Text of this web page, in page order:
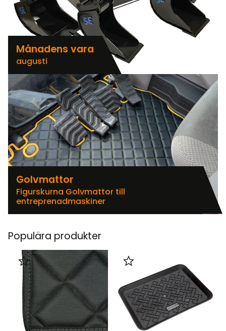
Månadens vara
augusti
Golvmattor
Figurskurna Golvmattor till
entreprenadmaskiner
Populära produkter
Lägg till i favoriter Lägg till i favoriter